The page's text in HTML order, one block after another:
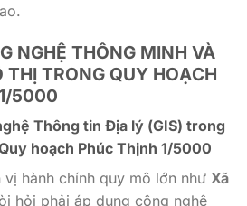
NGHỆ THÔNG MINH VÀ
THỊ TRONG QUY HOẠCH
5000
Thông tin Địa lý (GIS) trong
hoạch Phúc Thịnh 1/5000
hành chính quy mô lớn như Xã
hỏi phải áp dụng công nghệ